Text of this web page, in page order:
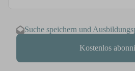
Suche speichern und
Kostenlos